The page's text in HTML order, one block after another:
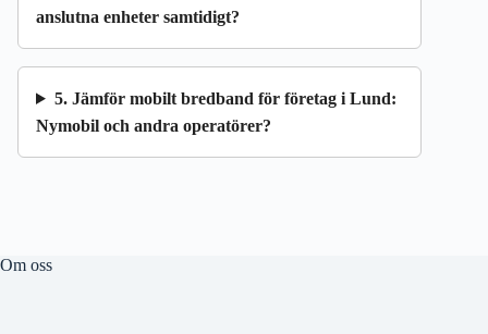
anslutna enheter samtidigt?
5. Jämför mobilt bredband för företag i Lund:
Nymobil och andra operatörer?
Om oss